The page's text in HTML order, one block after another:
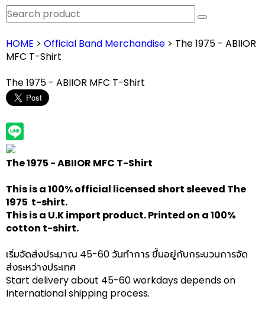
HOME > Official Band Merchandise > The 1975 - ABIIOR
MFC T-Shirt
The 1975 - ABIIOR MFC T-Shirt
The 1975 - ABIIOR MFC T-Shirt
This is a 100% official licensed short sleeved The
1975 t-shirt.
This is a U.K import product. Printed on a 100%
cotton t-shirt.
เริ่มจัดส่งประมาณ 45-60 วันทำการ ขึ้นอยู่กับกระบวนการจัด
ส่งระหว่างประเทศ
Start delivery about 45-60 workdays depends on
International shipping process.